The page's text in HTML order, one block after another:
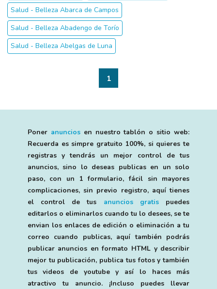
Salud - Belleza Abarca de Campos
Salud - Belleza Abadengo de Torío
Salud - Belleza Abelgas de Luna
1
Poner anunciosen nuestro tablón o sitio web:
Recuerda es simpre gratuito 100%, si quieres te
registras y tendrás un mejor control de tus
anuncios, sino lo deseas publicas en un solo
paso, con un 1 formulario, fácil sin mayores
complicaciones, sin previo registro, aquí tienes
el control de tus anuncios gratispuedes
editarlos o eliminarlos cuando tu lo desees, se te
envian los enlaces de edición o eliminación a tu
correo cuando publicas, aquí también podrás
publicar anuncios en formato HTML y describir
mejor tu publicación, publica tus fotos y también
tus videos de youtube y así lo haces más
atractivo tu anuncio. ¡Incluso puedes llevar